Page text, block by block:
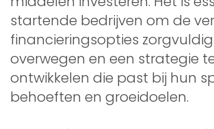
startende bedrijven om de
financieringsopties
overwegen en een strategie
ontwikkelen die past bij hun
behoeften en groeidoelen.